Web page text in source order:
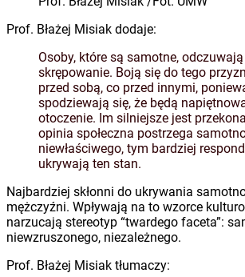
Prof. Błażej Misiak dodaje:
Osoby, które są samotne,
skrępowanie. Boją się do tego
przed sobą, co przed innymi,
spodziewają się, że będą
otoczenie. Im silniejsze jest
opinia społeczna postrzega
niewłaściwego, tym bardziej
ukrywają ten stan.
Najbardziej skłonni do ukrywania
mężczyźni. Wpływają na to wzorce
narzucają stereotyp “twardego faceta”:
niewzruszonego, niezależnego.
Prof. Błażej Misiak tłumaczy: